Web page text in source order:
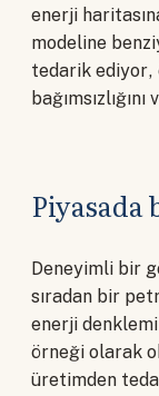
enerji
modeline
tedarik ediyor,
Piyasada
Deneyimli bir
sıradan bir
enerji
örneği olarak
üretimden